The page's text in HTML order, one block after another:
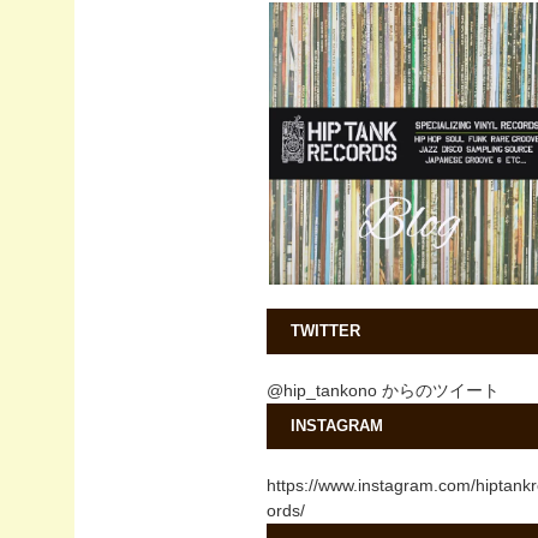
TWITTER
@hip_tankono からのツイート
INSTAGRAM
https://www.instagram.com/
ords/